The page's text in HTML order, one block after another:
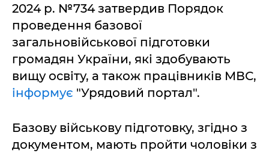
2024 р. №734 затвердив Порядок
проведення базової
загальновійськової підготовки
громадян України, які здобувають
вищу освіту, а також працівників МВС,
інформує "Урядовий портал".
Базову військову підготовку, згідно з
документом, мають пройти чоловіки з